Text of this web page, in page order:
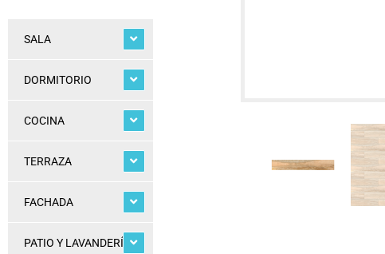
SALA
DORMITORIO
COCINA
TERRAZA
FACHADA
PATIO Y LAVANDERÍA